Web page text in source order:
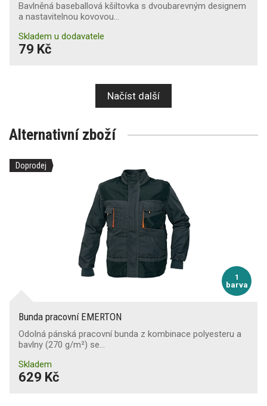
Bavlněná baseballová kšiltovka s dvoubarevným designem
a nastavitelnou kovovou…
Skladem u dodavatele
79 Kč
Načíst další
Alternativní zboží
Doprodej
1
barva
Bunda pracovní EMERTON
Odolná pánská pracovní bunda z kombinace polyesteru a
bavlny (270 g/m²) se…
Skladem
629 Kč